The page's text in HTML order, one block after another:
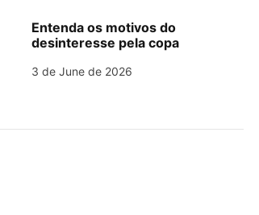
Entenda os motivos do
desinteresse pela copa
3 de June de 2026